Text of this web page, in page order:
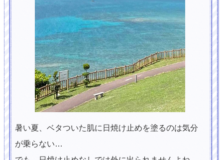
暑い夏、ベタついた肌に日焼け止めを塗るのは気分
が乗らない…